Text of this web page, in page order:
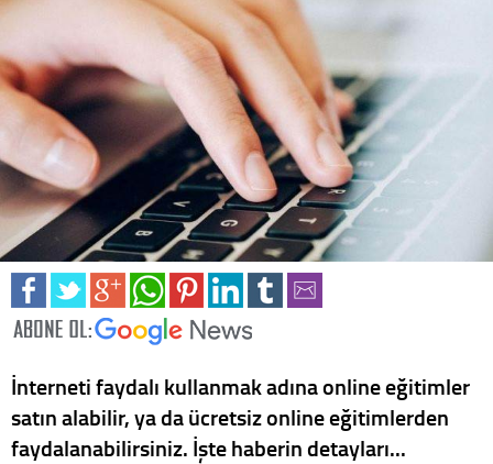
İnterneti faydalı kullanmak adına online eğitimler
satın alabilir, ya da ücretsiz online eğitimlerden
faydalanabilirsiniz. İşte haberin detayları...